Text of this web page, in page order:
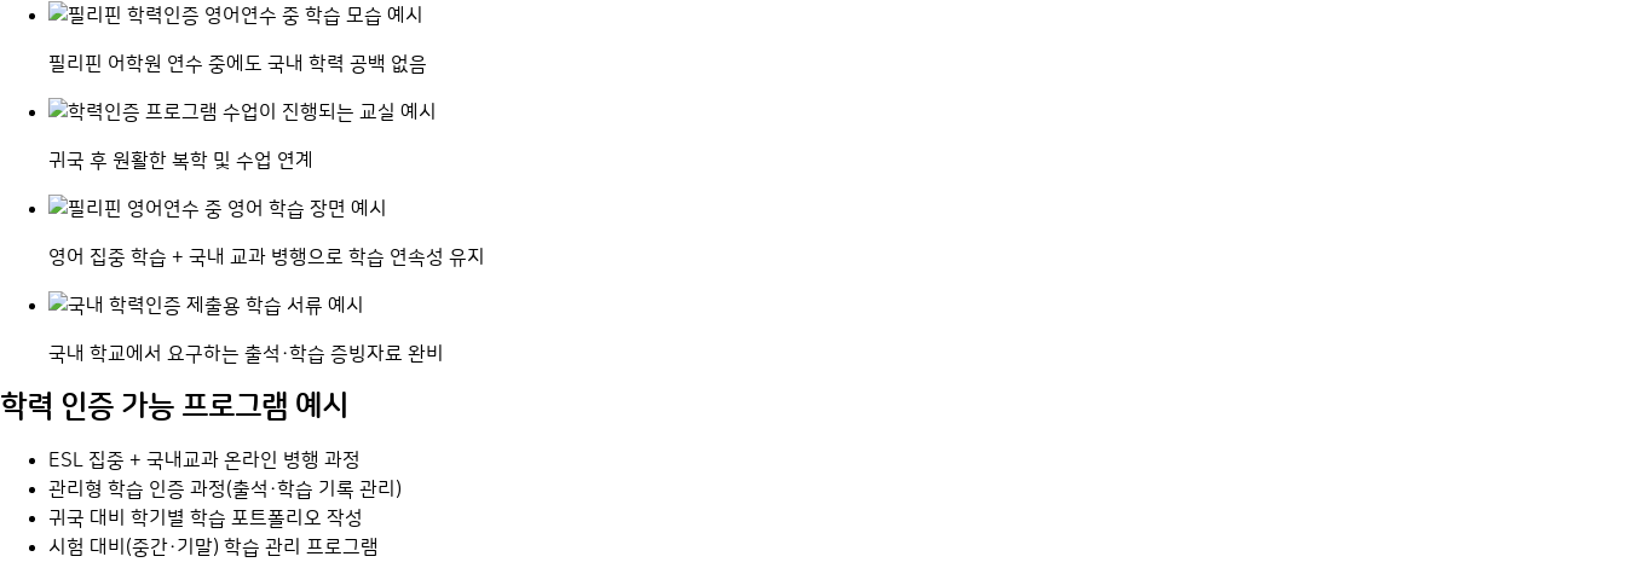
필리핀 어학원 연수 중에도 국내 학력 공백 없음
귀국 후 원활한 복학 및 수업 연계
영어 집중 학습 + 국내 교과 병행으로 학습 연속성 유지
국내 학교에서 요구하는 출석·학습 증빙자료 완비
학력 인증 가능 프로그램 예시
ESL 집중 + 국내교과 온라인 병행 과정
관리형 학습 인증 과정(출석·학습 기록 관리)
귀국 대비 학기별 학습 포트폴리오 작성
시험 대비(중간·기말) 학습 관리 프로그램